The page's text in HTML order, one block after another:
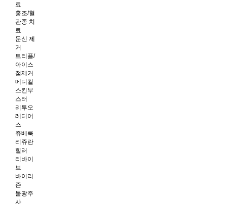
료
홍조/혈
관종 치
료
문신 제
거
트리플/
아이스
점제거
메디컬
스킨부
스터
리투오
레디어
스
쥬베룩
리쥬란
힐러
리바이
브
바이리
즌
물광주
사